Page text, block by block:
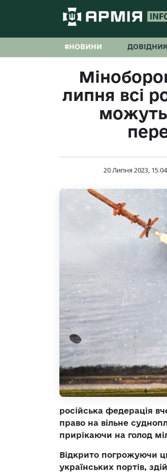
#НОВИНИ
липня всі
можуть
20 Липня 2023, 15:04
російська федерація
право на вільне
прирікаючи на голод
Відкрито погрожуючи
українських портів,